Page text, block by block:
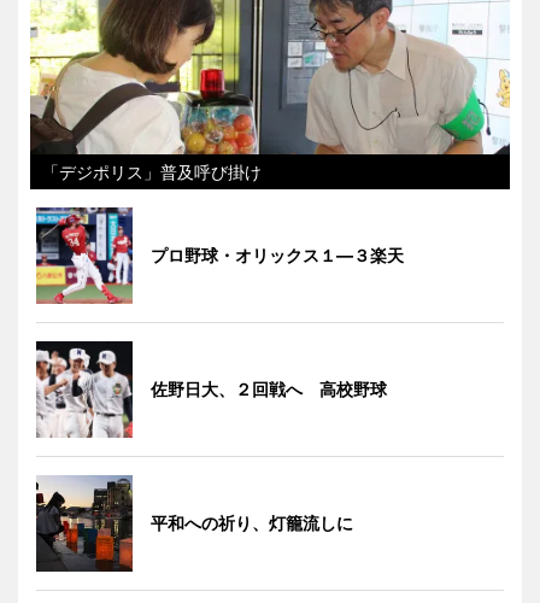
「デジポリス」普及呼び掛け
プロ野球・オリックス１―３楽天
佐野日大、２回戦へ 高校野球
平和への祈り、灯籠流しに